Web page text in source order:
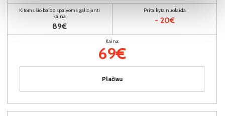
Kitoms šio baldo spalvoms galiojanti
kaina
89€
Pritaikyta nuolaida
- 20€
Kaina:
69€
Plačiau